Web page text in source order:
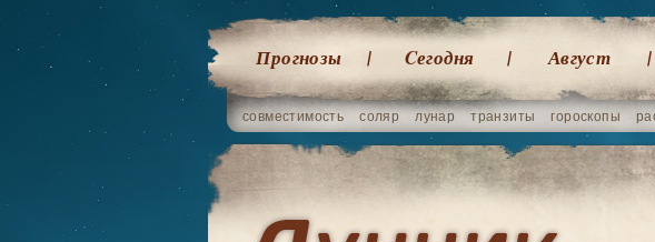
Прогнозы Cегодня Август
совместимость соляр лунар транзиты гороскопы